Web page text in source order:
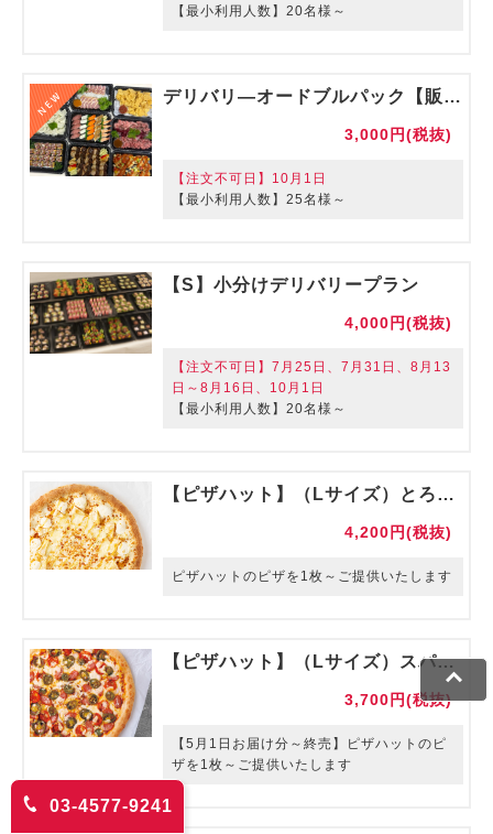
【最小利用人数】20名様～
デリバリ―オードブルパック【販売期間】2026/8/1～2027/1/31
3,000円(税抜)
【注文不可日】10月1日
【最小利用人数】25名様～
【S】小分けデリバリープラン
4,000円(税抜)
【注文不可日】7月25日、7月31日、8月13
日～8月16日、10月1日
【最小利用人数】20名様～
【ピザハット】（Lサイズ）とろける４種チーズのフォルマッジ
4,200円(税抜)
ピザハットのピザを1枚～ご提供いたします
【ピザハット】（Lサイズ）スパイシー辛ペーニョ 【販売期間～4月末】
3,700円(税抜)
【5月1日お届け分～終売】ピザハットのピ
ザを1枚～ご提供いたします
03-4577-9241